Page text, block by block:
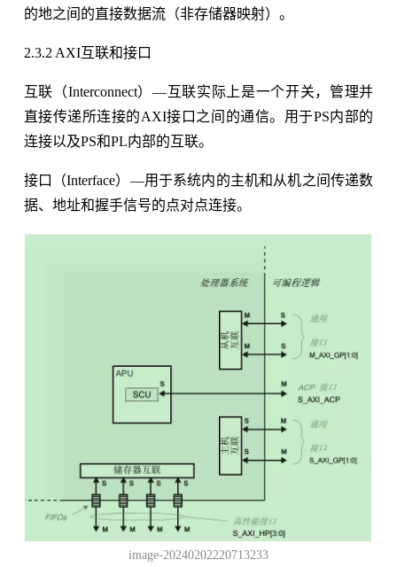
的地之间的直接数据流（非存储器映射）。
2.3.2 AXI互联和接口
互联（Interconnect）—互联实际上是一个开关，管理并
直接传递所连接的AXI接口之间的通信。用于PS内部的
连接以及PS和PL内部的互联。
接口（Interface）—用于系统内的主机和从机之间传递数
据、地址和握手信号的点对点连接。
image-20240202220713233